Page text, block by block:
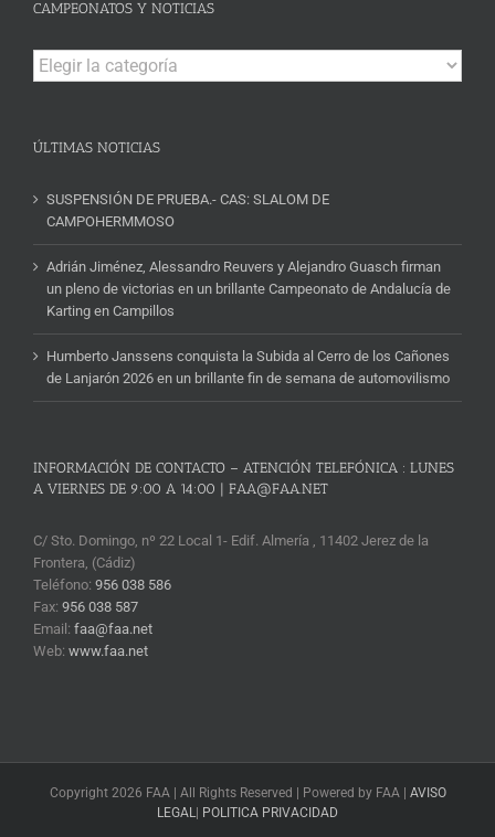
CAMPEONATOS Y NOTICIAS
Campeonatos
y
ÚLTIMAS NOTICIAS
SUSPENSIÓN DE PRUEBA.- CAS: SLALOM DE
CAMPOHERMMOSO
Adrián Jiménez, Alessandro Reuvers y Alejandro Guasch firman
un pleno de victorias en un brillante Campeonato de Andalucía de
Karting en Campillos
Humberto Janssens conquista la Subida al Cerro de los Cañones
de Lanjarón 2026 en un brillante fin de semana de automovilismo
INFORMACIÓN DE CONTACTO – ATENCIÓN TELEFÓNICA : LUNES
A VIERNES DE 9:00 A 14:00 | FAA@FAA.NET
C/ Sto. Domingo, nº 22 Local 1- Edif. Almería , 11402 Jerez de la
Frontera, (Cádiz)
Teléfono: 956 038 586
Fax: 956 038 587
Email: faa@faa.net
Web: www.faa.net
Copyright 2026 FAA | All Rights Reserved | Powered by FAA | AVISO
LEGAL | POLITICA PRIVACIDAD